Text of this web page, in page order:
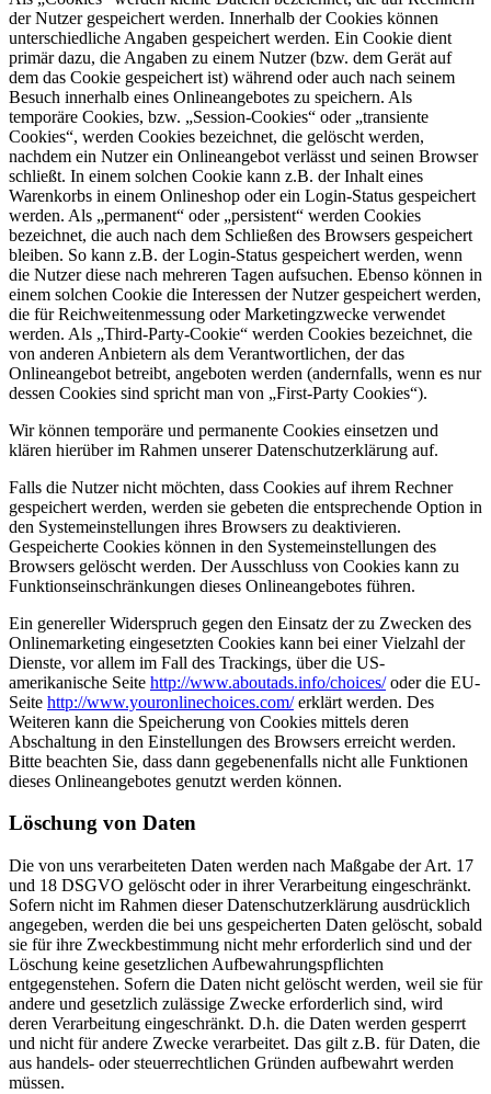
der Nutzer gespeichert werden. Innerhalb der Cookies können
unterschiedliche Angaben gespeichert werden. Ein Cookie dient
primär dazu, die Angaben zu einem Nutzer (bzw. dem Gerät auf
dem das Cookie gespeichert ist) während oder auch nach seinem
Besuch innerhalb eines Onlineangebotes zu speichern. Als
temporäre Cookies, bzw. „Session-Cookies“ oder „transiente
Cookies“, werden Cookies bezeichnet, die gelöscht werden,
nachdem ein Nutzer ein Onlineangebot verlässt und seinen Browser
schließt. In einem solchen Cookie kann z.B. der Inhalt eines
Warenkorbs in einem Onlineshop oder ein Login-Status gespeichert
werden. Als „permanent“ oder „persistent“ werden Cookies
bezeichnet, die auch nach dem Schließen des Browsers gespeichert
bleiben. So kann z.B. der Login-Status gespeichert werden, wenn
die Nutzer diese nach mehreren Tagen aufsuchen. Ebenso können in
einem solchen Cookie die Interessen der Nutzer gespeichert werden,
die für Reichweitenmessung oder Marketingzwecke verwendet
werden. Als „Third-Party-Cookie“ werden Cookies bezeichnet, die
von anderen Anbietern als dem Verantwortlichen, der das
Onlineangebot betreibt, angeboten werden (andernfalls, wenn es nur
dessen Cookies sind spricht man von „First-Party Cookies“).
Wir können temporäre und permanente Cookies einsetzen und
klären hierüber im Rahmen unserer Datenschutzerklärung auf.
Falls die Nutzer nicht möchten, dass Cookies auf ihrem Rechner
gespeichert werden, werden sie gebeten die entsprechende Option in
den Systemeinstellungen ihres Browsers zu deaktivieren.
Gespeicherte Cookies können in den Systemeinstellungen des
Browsers gelöscht werden. Der Ausschluss von Cookies kann zu
Funktionseinschränkungen dieses Onlineangebotes führen.
Ein genereller Widerspruch gegen den Einsatz der zu Zwecken des
Onlinemarketing eingesetzten Cookies kann bei einer Vielzahl der
Dienste, vor allem im Fall des Trackings, über die US-
amerikanische Seite http://www.aboutads.info/choices/oder die EU-
Seite http://www.youronlinechoices.com/erklärt werden. Des
Weiteren kann die Speicherung von Cookies mittels deren
Abschaltung in den Einstellungen des Browsers erreicht werden.
Bitte beachten Sie, dass dann gegebenenfalls nicht alle Funktionen
dieses Onlineangebotes genutzt werden können.
Löschung von Daten
Die von uns verarbeiteten Daten werden nach Maßgabe der Art. 17
und 18 DSGVO gelöscht oder in ihrer Verarbeitung eingeschränkt.
Sofern nicht im Rahmen dieser Datenschutzerklärung ausdrücklich
angegeben, werden die bei uns gespeicherten Daten gelöscht, sobald
sie für ihre Zweckbestimmung nicht mehr erforderlich sind und der
Löschung keine gesetzlichen Aufbewahrungspflichten
entgegenstehen. Sofern die Daten nicht gelöscht werden, weil sie für
andere und gesetzlich zulässige Zwecke erforderlich sind, wird
deren Verarbeitung eingeschränkt. D.h. die Daten werden gesperrt
und nicht für andere Zwecke verarbeitet. Das gilt z.B. für Daten, die
aus handels- oder steuerrechtlichen Gründen aufbewahrt werden
müssen.